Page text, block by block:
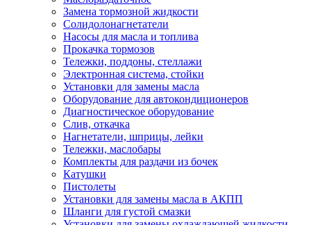
Замена тормозной жидкости
Солидолонагнетатели
Насосы для масла и топлива
Прокачка тормозов
Тележки, поддоны, стеллажи
Электронная система, стойки
Установки для замены масла
Оборудование для автокондиционеров
Диагностическое оборудование
Слив, откачка
Нагнетатели, шприцы, лейки
Тележки, маслобары
Комплекты для раздачи из бочек
Катушки
Пистолеты
Установки для замены масла в АКПП
Шланги для густой смазки